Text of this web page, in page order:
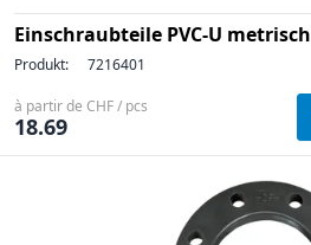
Einschraubteile PVC-U metrisch
Produkt: 7216401
à partir de CHF / pcs
18.69